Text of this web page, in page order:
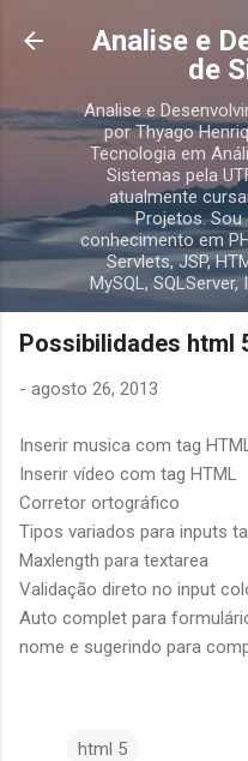
Pular para o
Analise e
de
Analise e
por Thyago
Tecnologia em
Sistemas pela
atualmente
Projetos. Sou
conhecimento em
Servlets, JSP,
MySQL,
Possibilidades html
- agosto 26, 2013
Inserir musica com tag HTML
Inserir vídeo com tag HTML
Corretor ortográfico
Tipos variados para inputs
Maxlength para textarea
Validação direto no input
Auto complet para
nome e sugerindo para
html 5